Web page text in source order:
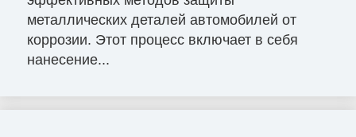
металлических деталей автомобилей от
коррозии. Этот процесс включает в себя
нанесение...